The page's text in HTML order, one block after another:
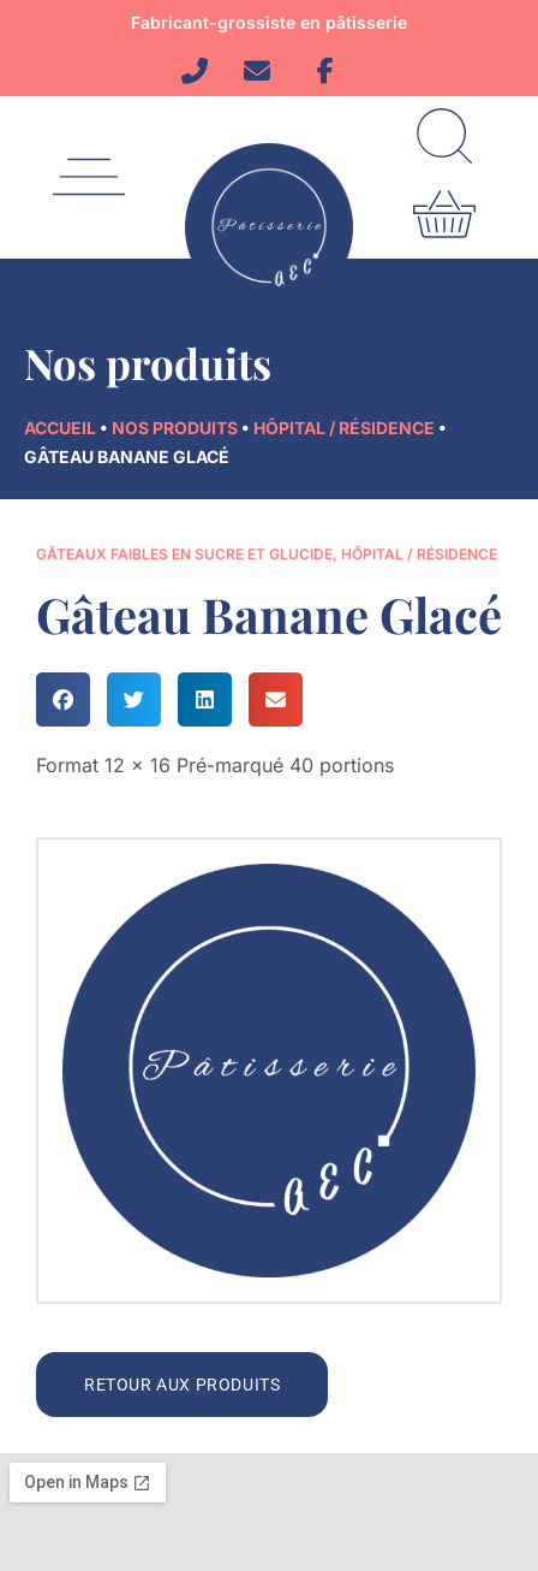
Fabricant-grossiste en pâtisserie
Nos produits
ACCUEIL • NOS PRODUITS • HÔPITAL / RÉSIDENCE •
GÂTEAU BANANE GLACÉ
RETOUR AUX PRODUITS
GÂTEAUX FAIBLES EN SUCRE ET GLUCIDE, HÔPITAL / RÉSIDENCE
Gâteau Banane Glacé
Format 12 x 16 Pré-marqué 40 portions